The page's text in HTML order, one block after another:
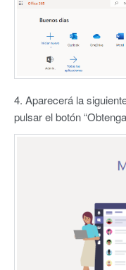
4. Aparecerá la
pulsar el botón